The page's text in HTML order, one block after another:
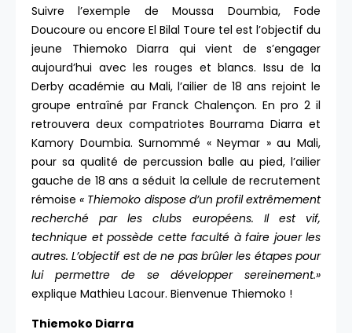
Suivre l’exemple de Moussa Doumbia, Fode
Doucoure ou encore El Bilal Toure tel est l’objectif du
jeune Thiemoko Diarra qui vient de s’engager
aujourd’hui avec les rouges et blancs. Issu de la
Derby académie au Mali, l’ailier de 18 ans rejoint le
groupe entraîné par Franck Chalençon. En pro 2 il
retrouvera deux compatriotes Bourrama Diarra et
Kamory Doumbia. Surnommé « Neymar » au Mali,
pour sa qualité de percussion balle au pied, l’ailier
gauche de 18 ans a séduit la cellule de recrutement
rémoise« Thiemoko dispose d’un profil extrêmement
recherché par les clubs européens. Il est vif,
technique et possède cette faculté à faire jouer les
autres. L’objectif est de ne pas brûler les étapes pour
lui permettre de se développer sereinement.»
explique Mathieu Lacour. Bienvenue Thiemoko !
Thiemoko Diarra